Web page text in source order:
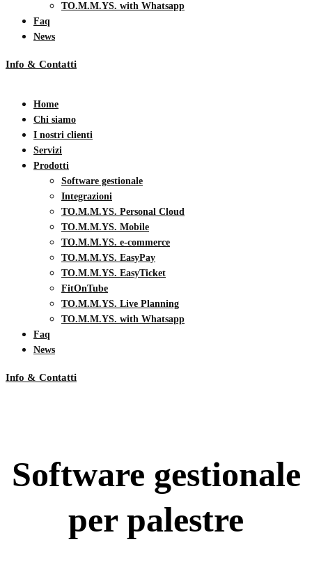
TO.M.M.YS. with Whatsapp
Faq
News
Info & Contatti
Home
Chi siamo
I nostri clienti
Servizi
Prodotti
Software gestionale
Integrazioni
TO.M.M.YS. Personal Cloud
TO.M.M.YS. Mobile
TO.M.M.YS. e-commerce
TO.M.M.YS. EasyPay
TO.M.M.YS. EasyTicket
FitOnTube
TO.M.M.YS. Live Planning
TO.M.M.YS. with Whatsapp
Faq
News
Info & Contatti
Software gestionale
per palestre